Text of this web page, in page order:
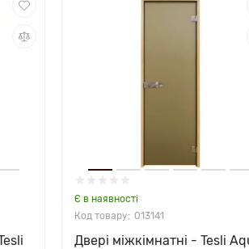
Є в наявності
013141
Двері міжкімнатні - Tesli